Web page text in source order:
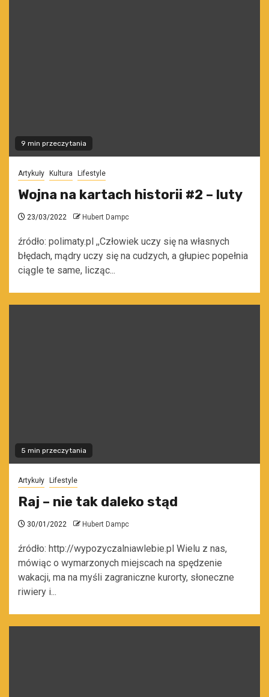
9 min przeczytania
Artykuły Kultura Lifestyle
Wojna na kartach historii #2 – luty
23/03/2022 Hubert Dampc
źródło: polimaty.pl ,,Człowiek uczy się na własnych
błędach, mądry uczy się na cudzych, a głupiec popełnia
ciągle te same, licząc...
5 min przeczytania
Artykuły Lifestyle
Raj – nie tak daleko stąd
30/01/2022 Hubert Dampc
źródło: http://wypozyczalniawlebie.pl Wielu z nas,
mówiąc o wymarzonych miejscach na spędzenie
wakacji, ma na myśli zagraniczne kurorty, słoneczne
riwiery i...